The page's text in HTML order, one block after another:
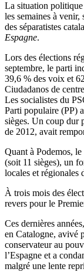
La situation politique
les semaines à
des séparatistes
Espagne.
Lors des élections
septembre, le parti
39,6 % des voix et
Ciudadanos de
Les socialistes du
Parti populaire (PP)
sièges. Un coup dur
de 2012, avait
Quant à Podemos,
(soit 11 sièges), un
locales et régionales
À trois mois des
revers pour le
Ces dernières
en Catalogne, avivé
conservateur au
l’Espagne et a
malgré une lente